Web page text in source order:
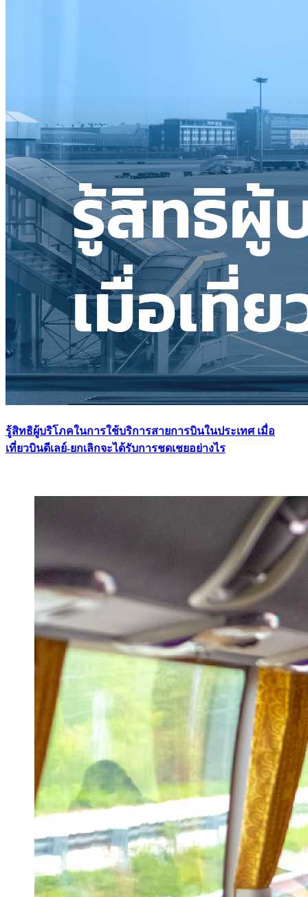
รู้สิทธิผู้บริโภคในการใช้บริการสายการบินในประเทศ เมื่อ
เที่ยวบินดีเลย์-ยกเลิกจะได้รับการชดเชยอย่างไร